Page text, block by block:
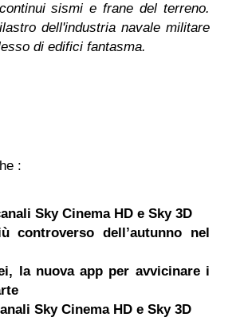
sismi e frane del terreno.
dell'industria navale militare
di edifici fantasma.
:
Sky Cinema HD e Sky 3D
controverso dell’autunno nel
la nuova app per avvicinare i
Sky Cinema HD e Sky 3D